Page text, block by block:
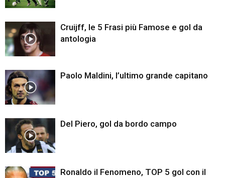
Cruijff, le 5 Frasi più Famose e gol da
antologia
Paolo Maldini, l’ultimo grande capitano
Del Piero, gol da bordo campo
Ronaldo il Fenomeno, TOP 5 gol con il